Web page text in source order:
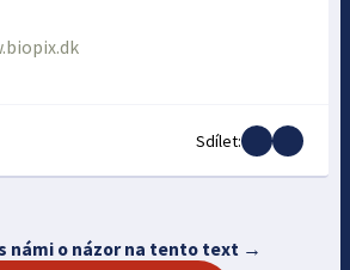
Sdílet:
námi o názor na tento text →